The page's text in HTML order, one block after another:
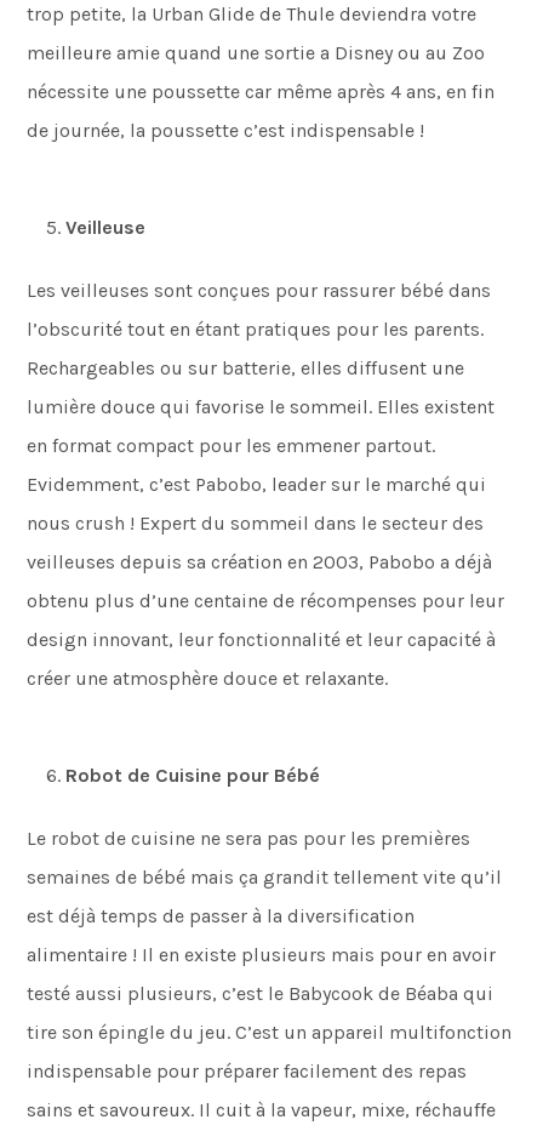
trop petite, la Urban Glide de Thule deviendra votre
meilleure amie quand une sortie a Disney ou au Zoo
nécessite une poussette car même après 4 ans, en fin
de journée, la poussette c’est indispensable !
Veilleuse
Les veilleuses sont conçues pour rassurer bébé dans
l’obscurité tout en étant pratiques pour les parents.
Rechargeables ou sur batterie, elles diffusent une
lumière douce qui favorise le sommeil. Elles existent
en format compact pour les emmener partout.
Evidemment, c’est Pabobo, leader sur le marché qui
nous crush ! Expert du sommeil dans le secteur des
veilleuses depuis sa création en 2003, Pabobo a déjà
obtenu plus d’une centaine de récompenses pour leur
design innovant, leur fonctionnalité et leur capacité à
créer une atmosphère douce et relaxante.
Robot de Cuisine pour Bébé
Le robot de cuisine ne sera pas pour les premières
semaines de bébé mais ça grandit tellement vite qu’il
est déjà temps de passer à la diversification
alimentaire ! Il en existe plusieurs mais pour en avoir
testé aussi plusieurs, c’est le Babycook de Béaba qui
tire son épingle du jeu. C’est un appareil multifonction
indispensable pour préparer facilement des repas
sains et savoureux. Il cuit à la vapeur, mixe, réchauffe